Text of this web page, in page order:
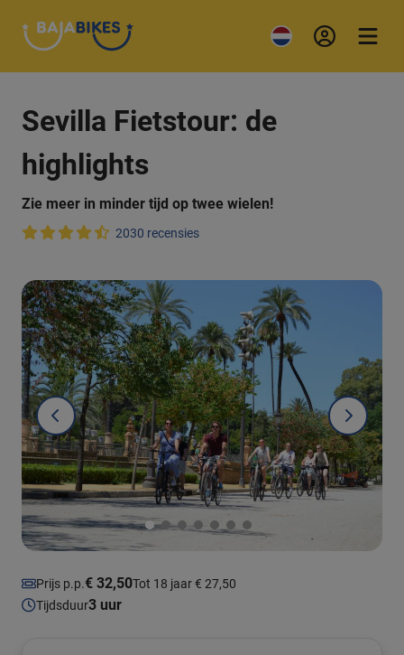
Sevilla Fietstour: de
highlights
Zie meer in minder tijd op twee wielen!
2030 recensies
Prijs p.p.€ 32,50Tot 18 jaar € 27,50
Tijdsduur3 uur